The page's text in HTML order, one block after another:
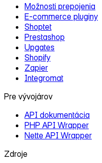
Možnosti prepojenia
E‑commerce pluginy
Shoptet
Prestashop
Upgates
Shopify
Zapier
Integromat
Pre vývojárov
API dokumentácia
PHP API Wrapper
Nette API Wrapper
Zdroje